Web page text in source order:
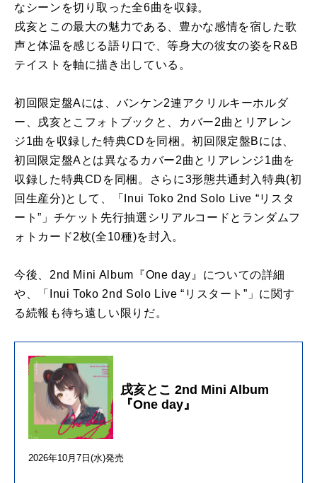
なシーンを切り取った全6曲を収録。
戌亥とこの最大の魅力である、豊かな感情を宿した歌
声と体温を感じる語り口で、等身大の彼女の姿をR&B
テイストを軸に描き出している。
初回限定盤Aには、バンケン2連アクリルキーホルダ
ー、戌亥とこフォトブックと、カバー2曲とリアレン
ジ1曲を収録した特典CDを同梱。初回限定盤Bには、
初回限定盤Aとは異なるカバー2曲とリアレンジ1曲を
収録した特典CDを同梱。さらに3形態共通封入特典(初
回生産分)として、「Inui Toko 2nd Solo Live “リスタ
ート”」チケット先行抽選シリアルコードとランダムフ
ォトカード2枚(全10種)を封入。
今後、2nd Mini Album『One day』についての詳細
や、「Inui Toko 2nd Solo Live “リスタート”」に関す
る続報も待ち遠しい限りだ。
戌亥とこ 2nd Mini Album
『One day』
2026年10月7日(水)発売